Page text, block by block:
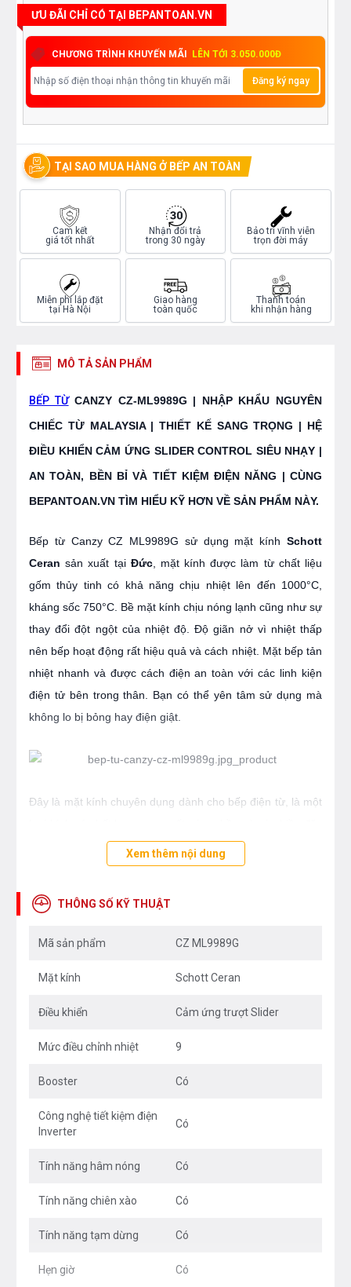
ƯU ĐÃI CHỈ CÓ TẠI BEPANTOAN.VN
CHƯƠNG TRÌNH KHUYẾN MÃI LÊN TỚI 3.050.000Đ
Đăng ký ngay
TẠI SAO MUA HÀNG Ở BẾP AN TOÀN
Cam kết
giá tốt nhất
Nhận đổi trả
trong 30 ngày
Bảo trì vĩnh viễn
trọn đời máy
Miễn phí lắp đặt
tại Hà Nội
Giao hàng
toàn quốc
Thanh toán
khi nhận hàng
MÔ TẢ SẢN PHẨM
BẾP TỪCANZY CZ-ML9989G | NHẬP KHẨU NGUYÊN
CHIẾC TỪ MALAYSIA | THIẾT KẾ SANG TRỌNG | HỆ
ĐIỀU KHIỂN CẢM ỨNG SLIDER CONTROL SIÊU NHẠY |
AN TOÀN, BỀN BỈ VÀ TIẾT KIỆM ĐIỆN NĂNG | CÙNG
BEPANTOAN.VN TÌM HIỂU KỸ HƠN VỀ SẢN PHẨM NÀY.
Bếp từ Canzy CZ ML9989G sử dụng mặt kính Schott
Ceran sản xuất tại Đức, mặt kính được làm từ chất liệu
gốm thủy tinh có khả năng chịu nhiệt lên đến 1000°C,
kháng sốc 750°C. Bề mặt kính chịu nóng lạnh cũng như sự
thay đổi đột ngột của nhiệt độ. Độ giãn nở vì nhiệt thấp
nên bếp hoạt động rất hiệu quả và cách nhiệt. Mặt bếp tản
nhiệt nhanh và được cách điện an toàn với các linh kiện
điện tử bên trong thân. Bạn có thể yên tâm sử dụng mà
không lo bị bỏng hay điện giật.
Đây là mặt kính chuyên dụng dành cho bếp điện từ, là một
điểm nổi trội như: khả năng chịu nhiệt, khả năng chống
trầy xước và chống va đập .... Mặt kính gồm các thấu kính
đứng, không thất thoát nhiệt ra môi trường. Mặt kính màu
BẾP TỪ CANZY
CZ ML9989G gồm 2 vùng nấu với tổng
là2400W khi kích hoạt tính năng nấu siêu nhanh Booster
là2400W khi kích hoạt tính năng nấu siêu nhanh Booster
nhanh, tuy nhiên thời gian tối đa mặc định dùng chức năng
này là 10 phút/lần tránh quá tải.
Xem thêm nội dung
THÔNG SỐ KỸ THUẬT
Mã sản phẩm CZ ML9989G
Mặt kính Schott Ceran
Điều khiển Cảm ứng trượt Slider
Mức điều chỉnh nhiệt 9
Booster Có
Công nghệ tiết kiệm điện
Inverter
Có
Tính năng hâm nóng Có
Tính năng chiên xào Có
Tính năng tạm dừng Có
Hẹn giờ Có